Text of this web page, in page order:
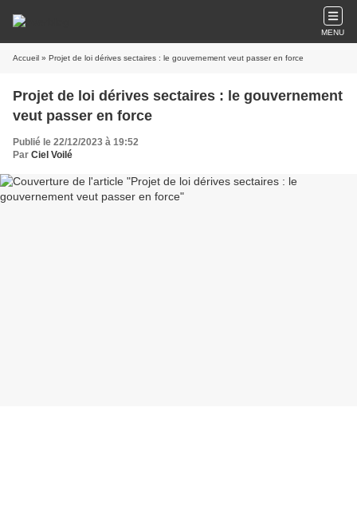
MENU
Accueil » Projet de loi dérives sectaires : le gouvernement veut passer en force
Projet de loi dérives sectaires : le gouvernement
veut passer en force
Publié le 22/12/2023 à 19:52
Par Ciel Voilé